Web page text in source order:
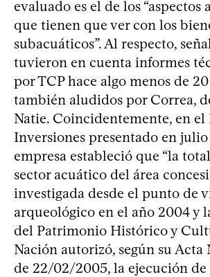
evaluado es el de los “aspectos
que tienen que ver con los
subacuáticos”. Al respecto,
tuvieron en cuenta informes
por TCP hace algo menos de
también aludidos por Correa,
Natie. Coincidentemente, en el
Inversiones presentado en julio
empresa estableció que “la
sector acuático del área
investigada desde el punto de
arqueológico en el año 2004 y
del Patrimonio Histórico y
Nación autorizó, según su Acta
de 22/02/2005, la ejecución de